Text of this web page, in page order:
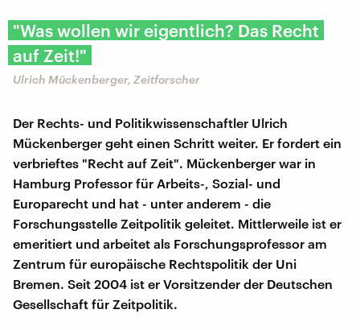
"Was wollen wir eigentlich? Das Recht
auf Zeit!"
Ulrich Mückenberger, Zeitforscher
Der Rechts- und Politikwissenschaftler Ulrich
Mückenberger geht einen Schritt weiter. Er fordert ein
verbrieftes "Recht auf Zeit". Mückenberger war in
Hamburg Professor für Arbeits-, Sozial- und
Europarecht und hat - unter anderem - die
Forschungsstelle Zeitpolitik geleitet. Mittlerweile ist er
emeritiert und arbeitet als Forschungsprofessor am
Zentrum für europäische Rechtspolitik der Uni
Bremen. Seit 2004 ist er Vorsitzender der Deutschen
Gesellschaft für Zeitpolitik.